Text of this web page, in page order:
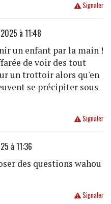
Signaler
à 11:48
un enfant par la main !
de voir des tout
un trottoir alors qu'en
se précipiter sous
Signaler
à 11:36
des questions wahou
Signaler